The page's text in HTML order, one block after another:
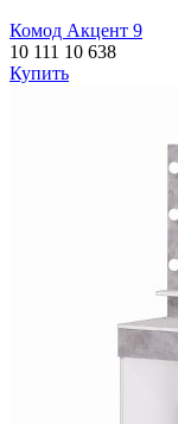
Комод Акцент 9
10 111 10 638
Купить